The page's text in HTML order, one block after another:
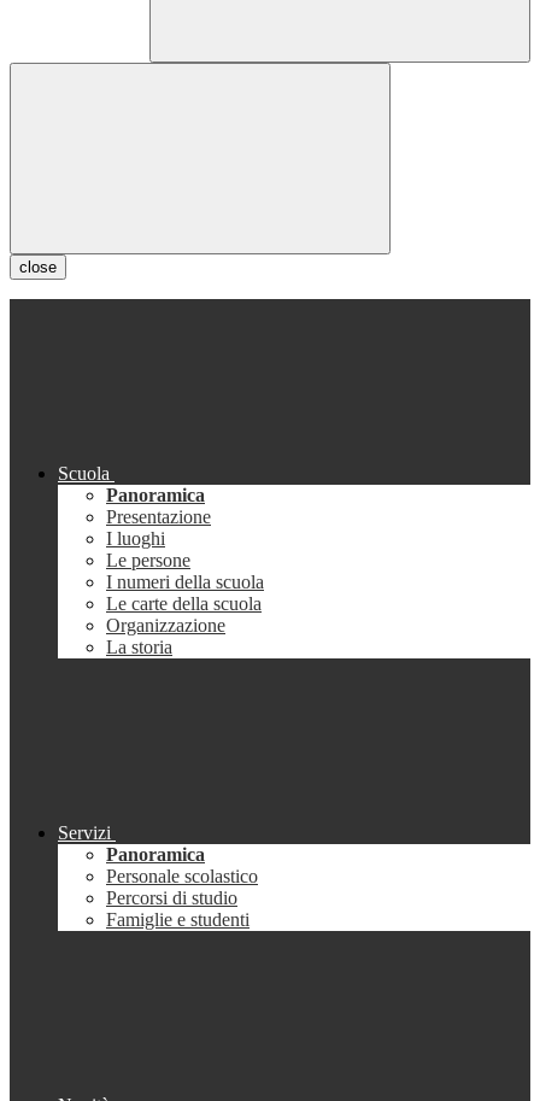
close
Scuola
Panoramica
Presentazione
I luoghi
Le persone
I numeri della scuola
Le carte della scuola
Organizzazione
La storia
Servizi
Panoramica
Personale scolastico
Percorsi di studio
Famiglie e studenti